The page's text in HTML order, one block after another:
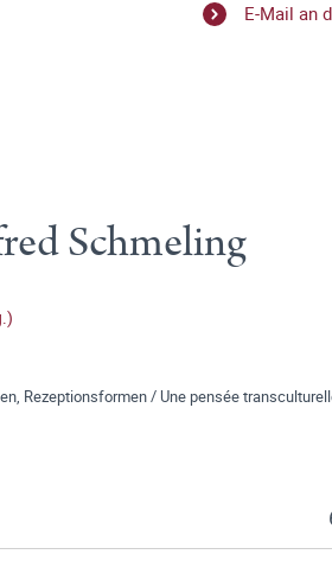
E-Mail an
Schmeling
Rezeptionsformen / Une pensée